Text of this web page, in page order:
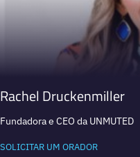
Rachel Druckenmiller
Fundadora e CEO da UNMUTED
SOLICITAR UM ORADOR